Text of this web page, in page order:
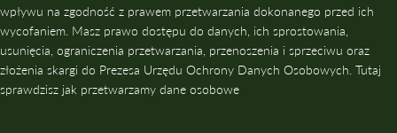
wpływu na zgodność z prawem przetwarzania dokonanego przed ich
wycofaniem. Masz prawo dostępu do danych, ich sprostowania,
usunięcia, ograniczenia przetwarzania, przenoszenia i sprzeciwu oraz
złożenia skargi do Prezesa Urzędu Ochrony Danych Osobowych. Tutaj
sprawdzisz jak przetwarzamy dane osobowe